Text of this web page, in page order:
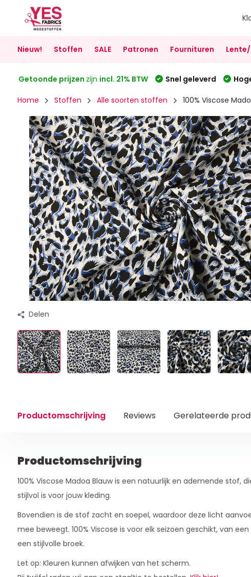
Nieuw! Stoffen SALE Patronen Fournituren
Getoonde prijzen zijn incl. 21% BTW Snel geleverd
Home Stoffen Alle soorten stoffen 100% Viscose
Delen
Productomschrijving Reviews Gerelateerde
Productomschrijving
100% Viscose Madoa Blauw is een natuurlijk en ademende stof,
stijlvol is voor jouw kleding.
Bovendien is de stof zacht en soepel, waardoor deze licht
mee beweegt. 100% Viscose is voor elk seizoen geschikt, van
een stijlvolle broek.
Let op: Kleuren kunnen afwijken van het scherm.